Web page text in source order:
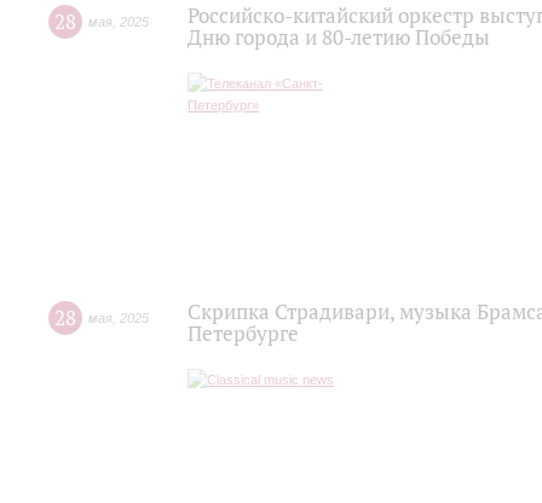
28 мая 2025
Российско-китайский оркестр
Дню города и 80-летию Победы
28 мая 2025
Скрипка Страдивари, музыка
Петербурге